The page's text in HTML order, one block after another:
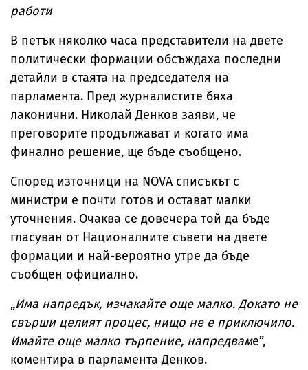
работи
В петък няколко часа представители на двете
политически формации обсъждаха последни
детайли в стаята на председателя на
парламента. Пред журналистите бяха
лаконични. Николай Денков заяви, че
преговорите продължават и когато има
финално решение, ще бъде съобщено.
Според източници на NOVA списъкът с
министри е почти готов и остават малки
уточнения. Очаква се довечера той да бъде
гласуван от Националните съвети на двете
формации и най-вероятно утре да бъде
съобщен официално.
„Има напредък, изчакайте още малко. Докато не
свърши целият процес, нищо не е приключило.
Имайте още малко търпение, напредваме”,
коментира в парламента Денков.